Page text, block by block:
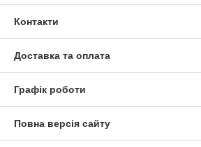
Контакти
Доставка та оплата
Графік роботи
Повна версія сайту